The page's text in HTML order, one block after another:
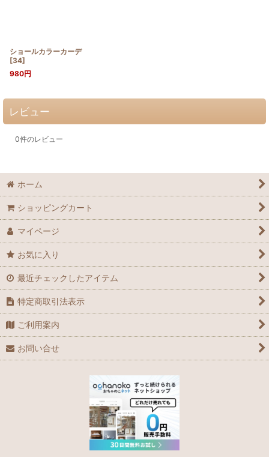
ショールカラーカーデ
[34]
980円
レビュー
0件のレビュー
ホーム
ショッピングカート
マイページ
お気に入り
最近チェックしたアイテム
特定商取引法表示
ご利用案内
お問い合せ